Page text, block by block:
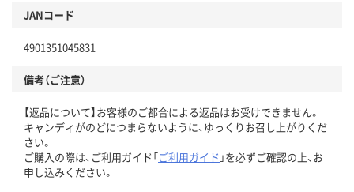
JANコード
4901351045831
備考（ご注意）
【返品について】お客様のご都合による返品はお受けできません。
キャンディがのどにつまらないように、ゆっくりお召し上がりくだ
さい。
ご購入の際は、ご利用ガイド「ご利用ガイド 」を必ずご確認の上、お
申し込みください。